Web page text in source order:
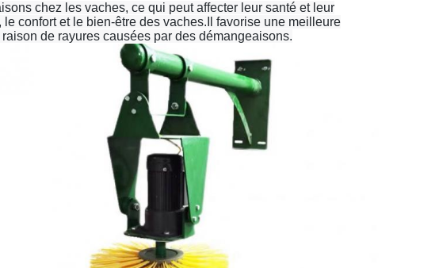
chez les vaches, ce qui peut affecter leur santé et leur
confort et le bien-être des vaches.Il favorise une meilleure
de rayures causées par des démangeaisons.